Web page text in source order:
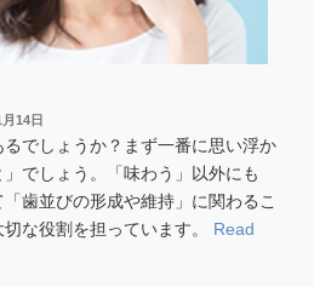
14日
るでしょうか？まず一番に思い浮か
でしょう。「味わう」以外にも
「歯並びの形成や維持」に関わるこ
な役割を担っています。 Read